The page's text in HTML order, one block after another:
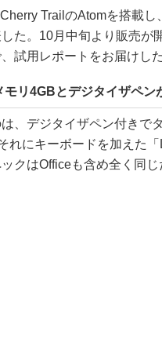
TrailのAtomを搭載し
た。10月中旬より販売が
試用レポートをお届けした
リ4GBとデジタイザペン
、デジタイザペン付きで
れにキーボードを加えた
クはOfficeも含め全く同じ